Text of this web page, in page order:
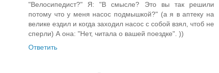
"Велосипедист?" Я: "В смысле? Это вы так решили
потому что у меня насос подмышкой?" (а я в аптеку на
велике ездил и когда заходил насос с собой взял, чтоб не
сперли) А она: "Нет, читала о вашей поездке". ))
Ответить